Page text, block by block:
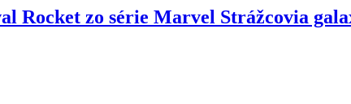
Rocket zo série Marvel Strážcovia